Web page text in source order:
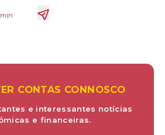
min
CONTAS CONNOSCO
e interessantes notícias
e financeiras.